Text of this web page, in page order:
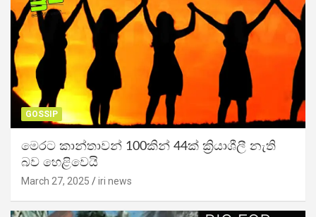
GOSSIP
මෙරට කාන්තාවන් 100කින් 44ක් ක්‍රියාශීලී නැති
බව හෙළිවෙයි
March 27, 2025 iri news